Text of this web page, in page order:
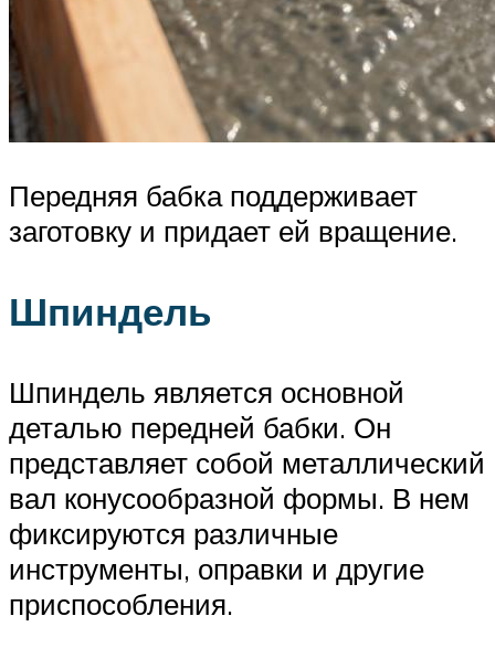
Передняя бабка поддерживает
заготовку и придает ей вращение.
Шпиндель
Шпиндель является основной
деталью передней бабки. Он
представляет собой металлический
вал конусообразной формы. В нем
фиксируются различные
инструменты, оправки и другие
приспособления.